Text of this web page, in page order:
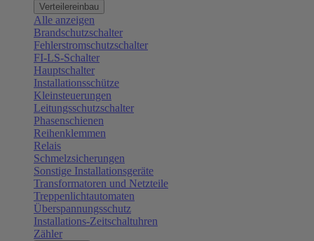
Verteilereinbau
Alle anzeigen
Brandschutzschalter
Fehlerstromschutzschalter
FI-LS-Schalter
Hauptschalter
Installationsschütze
Kleinsteuerungen
Leitungsschutzschalter
Phasenschienen
Reihenklemmen
Relais
Schmelzsicherungen
Sonstige Installationsgeräte
Transformatoren und Netzteile
Treppenlichtautomaten
Überspannungsschutz
Installations-Zeitschaltuhren
Zähler